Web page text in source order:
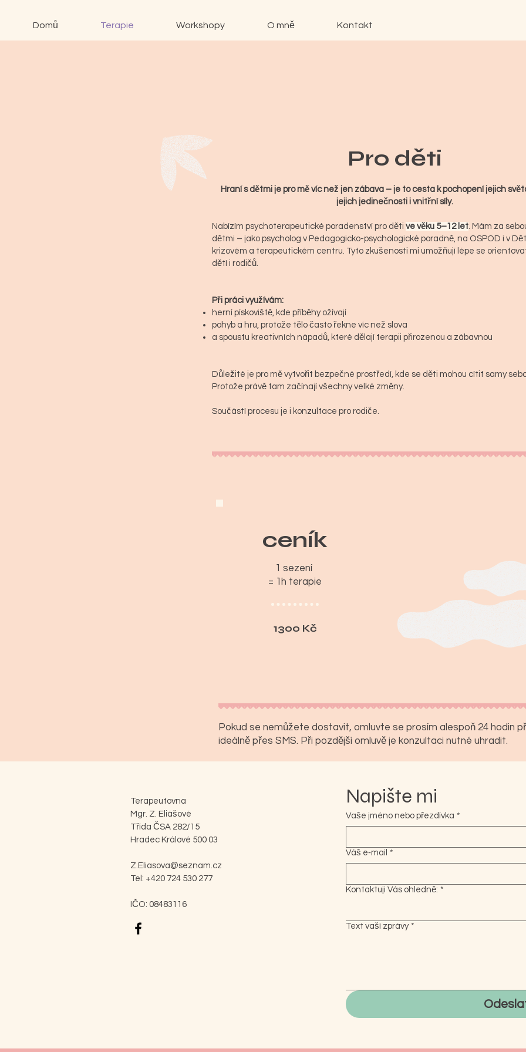
Domů Terapie Workshopy O mně Kontakt
Pro děti
Hraní s dětmi je pro mě víc než jen zábava – je to cesta k pochopení jejich
jejich jedinečnosti i vnitřní síly.
Nabízím psychoterapeutické poradenství pro děti ve věku 5–12 let. Mám za
dětmi – jako psycholog v Pedagogicko-psychologické poradně, na OSPOD i v
krizovém a terapeutickém centru. Tyto zkušenosti mi umožňují lépe se
dětí i rodičů.
Při práci využívám:
herní pískoviště, kde příběhy ožívají
pohyb a hru, protože tělo často řekne víc než slova
a spoustu kreativních nápadů, které dělají terapii přirozenou a zábavnou
Důležité je pro mě vytvořit bezpečné prostředí, kde se děti mohou cítit samy
Protože právě tam začínají všechny velké změny.
Součástí procesu je i konzultace pro rodiče.
ceník
1 sezení
= 1h terapie
1300 Kč
kontaktujte mě
Pokud se nemůžete dostavit, omluvte se prosím alespoň 24 hodin
ideálně přes SMS. Při pozdější omluvě je konzultaci nutné uhradit.
Terapeutovna
Mgr. Z. Eliášové
Třída ČSA 282/15
Hradec Králové 500 03
Z.Eliasova@seznam.cz
Tel: +420 724 530 277
IČO: 08483116
Napište mi
Vaše jméno nebo přezdívka *
Váš e‑mail *
Kontaktuji Vás ohledně: *
Text vaší zprávy *